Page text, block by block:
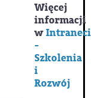
Więcej
informacji
w
-
Szkolenia
i
Rozwój